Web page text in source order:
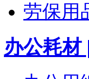
劳保用
办公耗材